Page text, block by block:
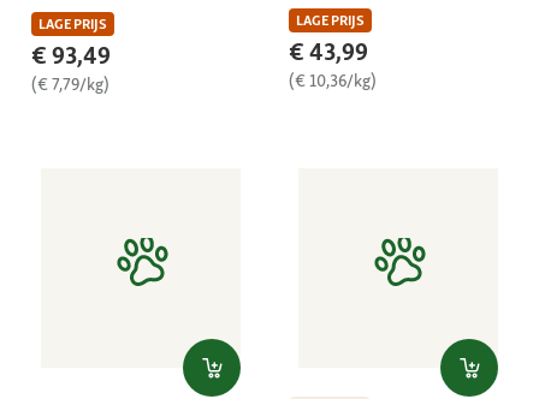
LAGE PRIJS
€ 93,49
(€ 7,79/kg)
LAGE PRIJS
€ 43,99
(€ 10,36/kg)